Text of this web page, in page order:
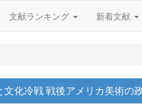
文献ランキング 新着文献
文化冷戦 戦後アメリカ美術の